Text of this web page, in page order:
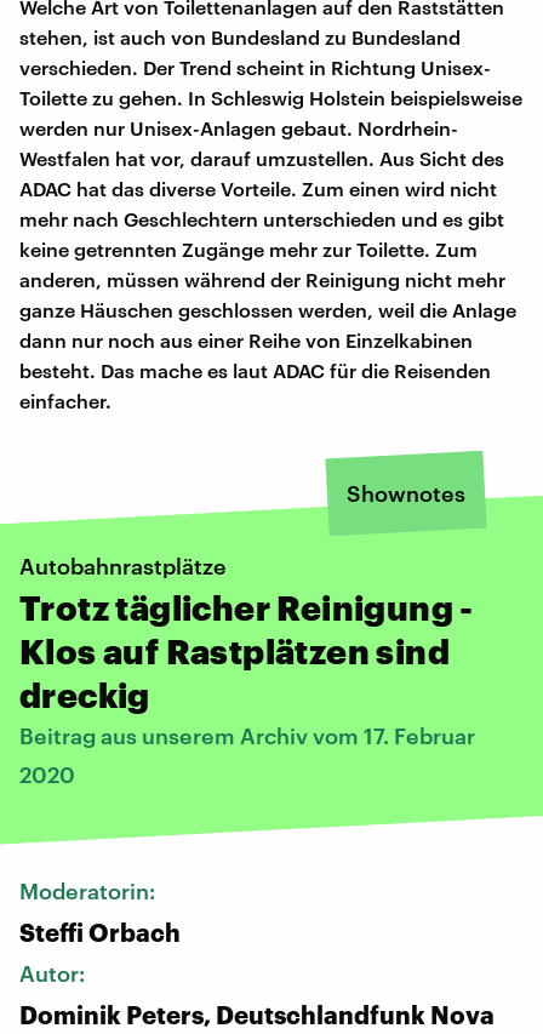
Welche Art von Toilettenanlagen auf den Raststätten
stehen, ist auch von Bundesland zu Bundesland
verschieden. Der Trend scheint in Richtung Unisex-
Toilette zu gehen. In Schleswig Holstein beispielsweise
werden nur Unisex-Anlagen gebaut. Nordrhein-
Westfalen hat vor, darauf umzustellen. Aus Sicht des
ADAC hat das diverse Vorteile. Zum einen wird nicht
mehr nach Geschlechtern unterschieden und es gibt
keine getrennten Zugänge mehr zur Toilette. Zum
anderen, müssen während der Reinigung nicht mehr
ganze Häuschen geschlossen werden, weil die Anlage
dann nur noch aus einer Reihe von Einzelkabinen
besteht. Das mache es laut ADAC für die Reisenden
einfacher.
Shownotes
Autobahnrastplätze
Trotz täglicher Reinigung -
Klos auf Rastplätzen sind
dreckig
Beitrag aus unserem Archiv vom 17. Februar
2020
Moderatorin:
Steffi Orbach
Autor:
Dominik Peters, Deutschlandfunk Nova